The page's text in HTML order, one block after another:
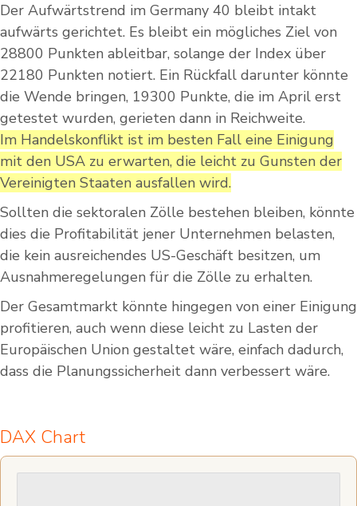
Der Aufwärtstrend im Germany 40 bleibt intakt
aufwärts gerichtet. Es bleibt ein mögliches Ziel von
28800 Punkten ableitbar, solange der Index über
22180 Punkten notiert. Ein Rückfall darunter könnte
die Wende bringen, 19300 Punkte, die im April erst
getestet wurden, gerieten dann in Reichweite.
Im Handelskonflikt ist im besten Fall eine Einigung
mit den USA zu erwarten, die leicht zu Gunsten der
Vereinigten Staaten ausfallen wird.
Sollten die sektoralen Zölle bestehen bleiben, könnte
dies die Profitabilität jener Unternehmen belasten,
die kein ausreichendes US-Geschäft besitzen, um
Ausnahmeregelungen für die Zölle zu erhalten.
Der Gesamtmarkt könnte hingegen von einer Einigung
profitieren, auch wenn diese leicht zu Lasten der
Europäischen Union gestaltet wäre, einfach dadurch,
dass die Planungssicherheit dann verbessert wäre.
DAX Chart